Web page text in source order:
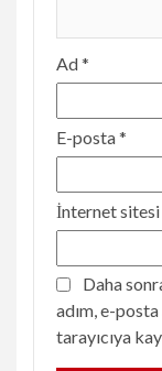
Ad*
E-posta*
İnternet sitesi
Daha
adım, e-
tarayıcıya